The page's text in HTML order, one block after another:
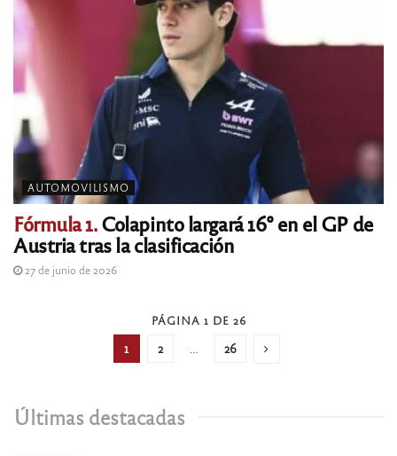
AUTOMOVILISMO
Fórmula 1.Colapinto largará 16° en el GP de
Austria tras la clasificación
27 de junio de 2026
PÁGINA 1 DE 26
1 2 26
Últimas destacadas